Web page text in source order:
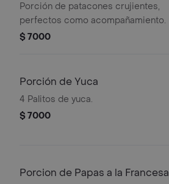
Porción de patacones crujientes,
perfectos como acompañamiento.
$ 7000
Porción de Yuca
4 Palitos de yuca.
$ 7000
Porcion de Papas a la Francesa